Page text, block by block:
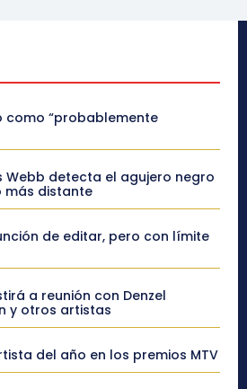
como “probablemente
Webb detecta el agujero negro
más distante
de editar, pero con límite
a reunión con Denzel
y otros artistas
del año en los premios MTV